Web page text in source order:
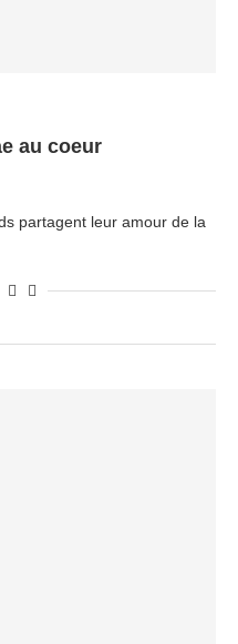
au coeur
partagent leur amour de la